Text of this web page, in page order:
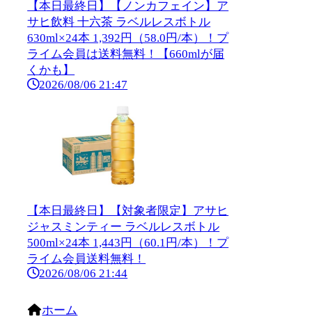
【本日最終日】【ノンカフェイン】ア
サヒ飲料 十六茶 ラベルレスボトル
630ml×24本 1,392円（58.0円/本）！プ
ライム会員は送料無料！【660mlが届
くかも】
2026/08/06 21:47
【本日最終日】【対象者限定】アサヒ
ジャスミンティー ラベルレスボトル
500ml×24本 1,443円（60.1円/本）！プ
ライム会員送料無料！
2026/08/06 21:44
ホーム